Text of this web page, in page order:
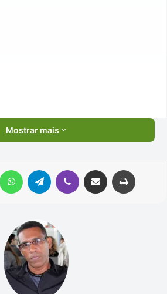
Mostrar mais
WhatsAppTelegram Viber Compartilhar via e-mail